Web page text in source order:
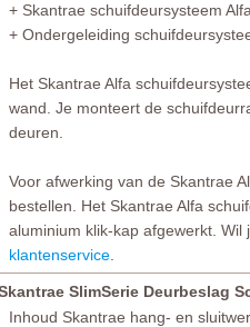
+ Skantrae schuifdeursysteem
+ Ondergeleiding
Het Skantrae Alfa
wand. Je monteert de
deuren.
Voor afwerking van de Skantrae
bestellen. Het Skantrae Alfa
aluminium klik-kap afgewerkt.
klantenservice
SlimSerie Deurbeslag
Inhoud Skantrae hang- en